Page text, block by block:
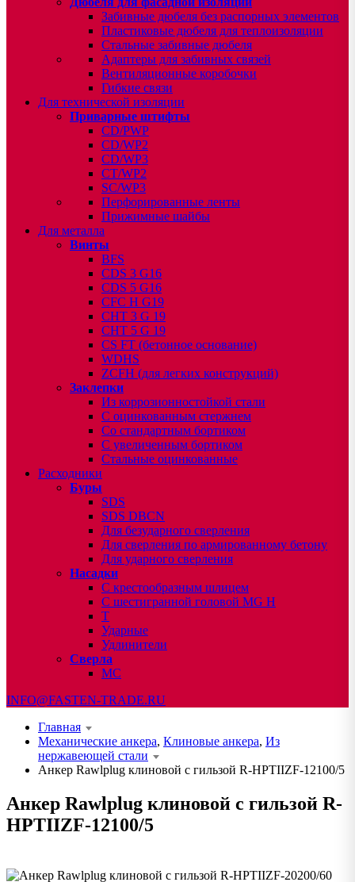
Забивные дюбеля без распорных элементов
Пластиковые дюбеля для теплоизоляции
Стальные забивные дюбеля
Адаптеры для забивных связей
Вентиляционные коробочки
Гибкие связи
Для технической изоляции
Приварные штифты
CD/PWP
CD/WP2
CD/WP3
CT/WP2
SC/WP3
Перфорированные ленты
Прижимные шайбы
Для металла
Винты
BFS
CDS 3 G16
CDS 5 G16
CFC H G19
CHT 3 G 19
CHT 5 G 19
CS FT (бетонное основание)
WDHS
ZCFH (для легких конструкций)
Заклепки
Из коррозионностойкой стали
С оцинкованным стержнем
Со стандартным бортиком
С увеличенным бортиком
Стальные оцинкованные
Расходники
Буры
SDS
SDS DBCN
Для безударного сверления
Для сверления по армированному бетону
Для ударного сверления
Насадки
С крестообразным шлицем
С шестигранной головой MG H
T
Ударные
Удлинители
Сверла
МС
INFO@FASTEN-TRADE.RU
Главная
Механические анкера, Клиновые анкера, Из
нержавеющей стали
Анкер Rawlplug клиновой с гильзой R-HPTIIZF-12100/5
Анкер Rawlplug клиновой с гильзой R-
HPTIIZF-12100/5